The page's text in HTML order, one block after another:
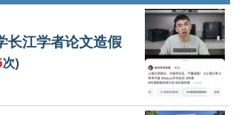
长江学者论文造假
次)